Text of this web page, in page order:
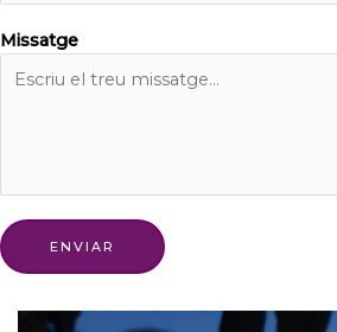
Missatge
ENVIAR